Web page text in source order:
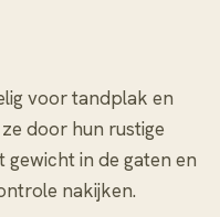
voor tandplak en
door hun rustige
gewicht in de gaten en
nakijken.